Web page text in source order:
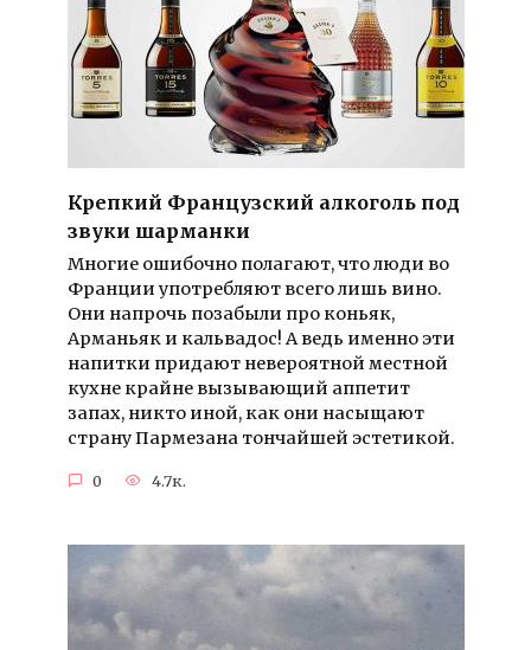
Крепкий Французский алкоголь под
звуки шарманки
Многие ошибочно полагают, что люди во
Франции употребляют всего лишь вино.
Они напрочь позабыли про коньяк,
Арманьяк и кальвадос! А ведь именно эти
напитки придают невероятной местной
кухне крайне вызывающий аппетит
запах, никто иной, как они насыщают
страну Пармезана тончайшей эстетикой.
0 4.7к.